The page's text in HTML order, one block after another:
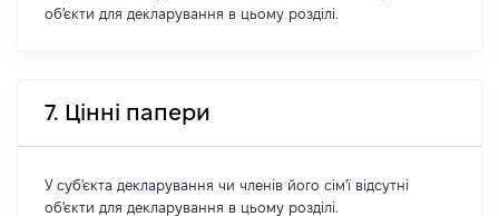
об'єкти для декларування в цьому розділі.
7. Цінні папери
У суб'єкта декларування чи членів його сім'ї відсутні
об'єкти для декларування в цьому розділі.